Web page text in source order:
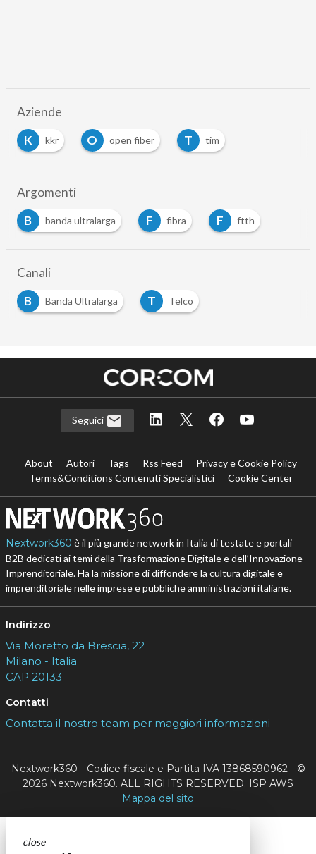
Aziende
K
kkr O open fiber T tim
Argomenti
B
banda ultralarga F fibra F ftth
Canali
B
Banda Ultralarga T Telco
Seguici
About Autori Tags Rss Feed
Privacy e Cookie Policy
Terms&Conditions Contenuti Specialistici
Cookie Center
Nextwork360 è il più grande network in Italia di testate e portali
B2B dedicati ai temi della Trasformazione Digitale e dell’Innovazione
Imprenditoriale. Ha la missione di diffondere la cultura digitale e
imprenditoriale nelle imprese e pubbliche amministrazioni italiane.
Indirizzo
Via Moretto da Brescia, 22
Milano - Italia
CAP 20133
Contatti
Contatta il nostro team per maggiori informazioni
Nextwork360 - Codice fiscale e Partita IVA 13868590962 - ©
2026 Nextwork360. ALL RIGHTS RESERVED. ISP AWS
Mappa del sito
close